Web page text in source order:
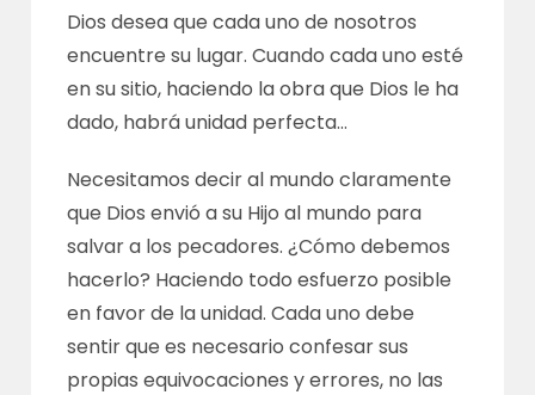
Dios desea que cada uno de nosotros
encuentre su lugar. Cuando cada uno esté
en su sitio, haciendo la obra que Dios le ha
dado, habrá unidad perfecta…
Necesitamos decir al mundo claramente
que Dios envió a su Hijo al mundo para
salvar a los pecadores. ¿Cómo debemos
hacerlo? Haciendo todo esfuerzo posible
en favor de la unidad. Cada uno debe
sentir que es necesario confesar sus
propias equivocaciones y errores, no las